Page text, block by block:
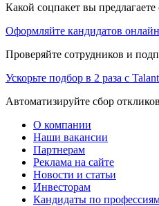
Какой соцпакет вы
Оформляйте кандидатов онлайн
Проверяйте сотрудников и
Ускорьте подбор в 2 раза с
Автоматизируйте сбор
О компании
Наши вакансии
Партнерам
Реклама на сайте
Новости и статьи
Инвесторам
Кандидаты по